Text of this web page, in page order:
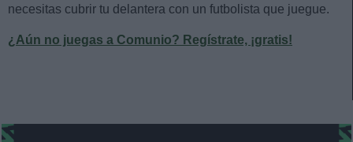
necesitas cubrir tu delantera con un futbolista que juegue.
¿Aún no juegas a Comunio? Regístrate, ¡gratis!